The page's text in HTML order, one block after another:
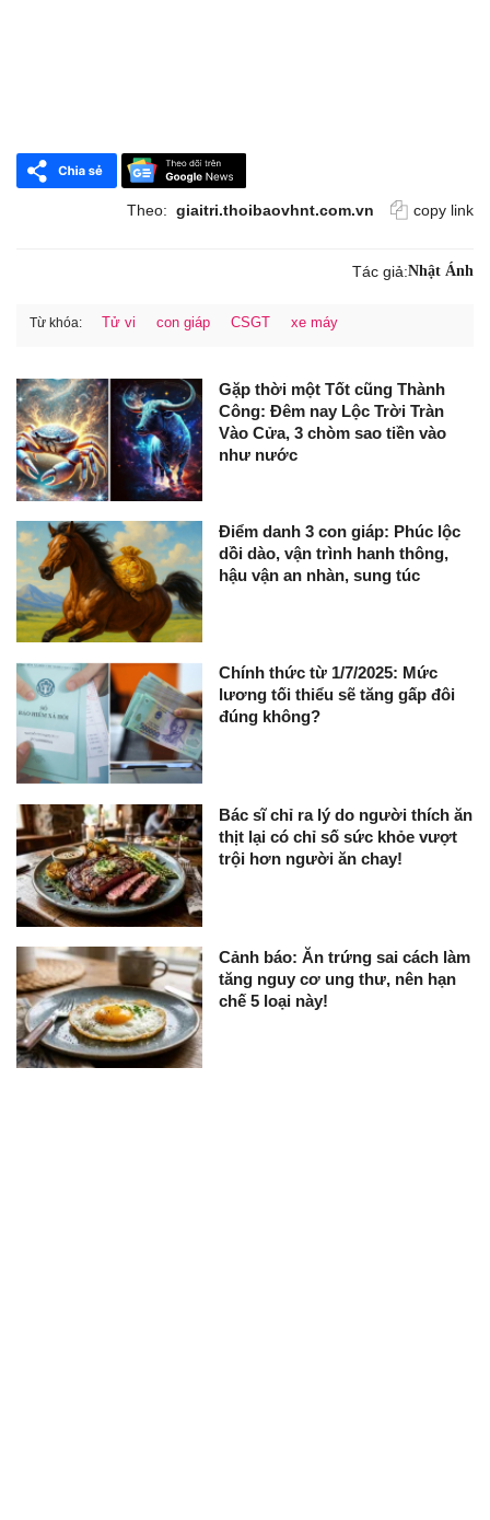
Theo: giaitri.thoibaovhnt.com.vn copy link
Tác giả:Nhật Ánh
Từ khóa: Tử vi con giáp CSGT xe máy
Gặp thời một Tốt cũng Thành
Công: Đêm nay Lộc Trời Tràn
Vào Cửa, 3 chòm sao tiền vào
như nước
Điểm danh 3 con giáp: Phúc lộc
dồi dào, vận trình hanh thông,
hậu vận an nhàn, sung túc
Chính thức từ 1/7/2025: Mức
lương tối thiểu sẽ tăng gấp đôi
đúng không?
Bác sĩ chỉ ra lý do người thích ăn
thịt lại có chỉ số sức khỏe vượt
trội hơn người ăn chay!
Cảnh báo: Ăn trứng sai cách làm
tăng nguy cơ ung thư, nên hạn
chế 5 loại này!